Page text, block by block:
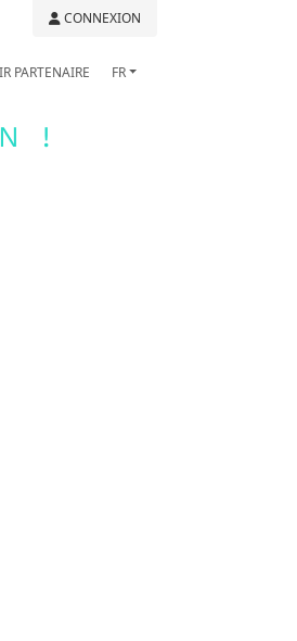
CONNEXION
PARTENAIRE FR
!